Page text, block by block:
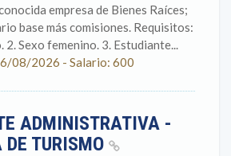
empresa de Bienes Raíces;
base más comisiones. Requisitos:
2. Sexo femenino. 3. Estudiante...
08/2026 - Salario: 600
ADMINISTRATIVA -
DE TURISMO